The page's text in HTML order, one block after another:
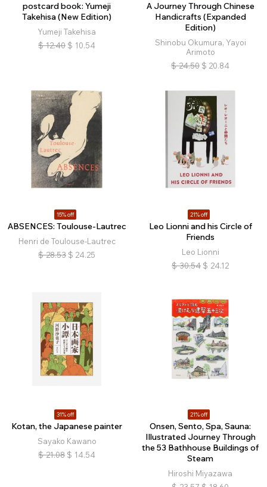
postcard book: Yumeji
Takehisa (New Edition)
Yumeji Takehisa
$ 12.40 $ 10.54
A Journey Through Chinese
Handicrafts (Expanded
Edition)
Shinobu Okumura, Yayoi
Arimoto
$ 24.50 $ 20.84
15% off
ABSENCES: Toulouse-Lautrec
Henri de Toulouse-Lautrec
$ 28.53 $ 24.25
21% off
Leo Lionni and his Circle of
Friends
Leo Lionni
$ 30.54 $ 24.12
31% off
Kotan, the Japanese painter
Sayako Kawano
$ 21.08 $ 14.54
21% off
Onsen, Sento, Spa, Sauna:
Illustrated Journey Through
the 53 Bathhouse Buildings of
Steam
Hiroshi Miyazawa